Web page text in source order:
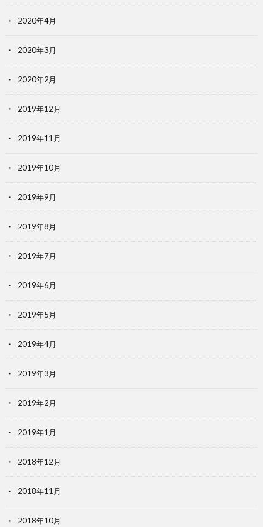
2020年4月
2020年3月
2020年2月
2019年12月
2019年11月
2019年10月
2019年9月
2019年8月
2019年7月
2019年6月
2019年5月
2019年4月
2019年3月
2019年2月
2019年1月
2018年12月
2018年11月
2018年10月